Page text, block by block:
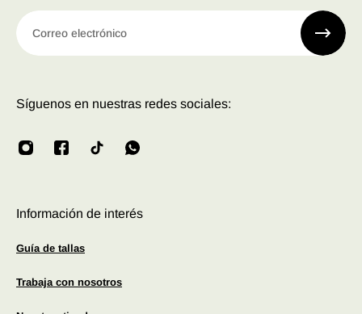
Correo electrónico
Síguenos en nuestras redes sociales:
Información de interés
Guía de tallas
Trabaja con nosotros